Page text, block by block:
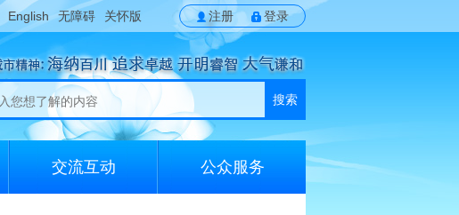
English 无障碍 关怀版 注册 登录
搜索
交流互动 公众服务